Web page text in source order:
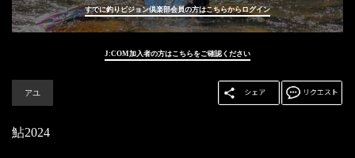
すでに釣りビジョン倶楽部会員の方はこちらからログイン
J:COM加入者の方はこちらをご確認ください
アユ
鮎2024